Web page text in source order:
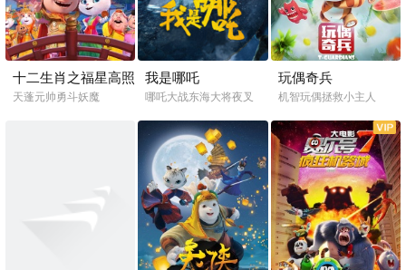
十二生肖之福星高照
朱小八
天蓬元帅勇斗妖魔
我是哪吒
哪吒大战东海大将夜叉
玩偶奇兵
机智玩偶拯救小主人